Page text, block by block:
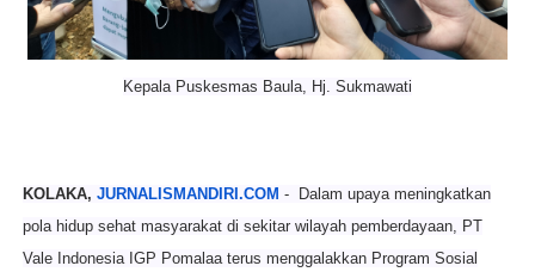
Kepala Puskesmas Baula, Hj. Sukmawati
KOLAKA, JURNALISMANDIRI.COM - Dalam upaya meningkatkan
pola hidup sehat masyarakat di sekitar wilayah pemberdayaan, PT
Vale Indonesia IGP Pomalaa terus menggalakkan Program Sosial